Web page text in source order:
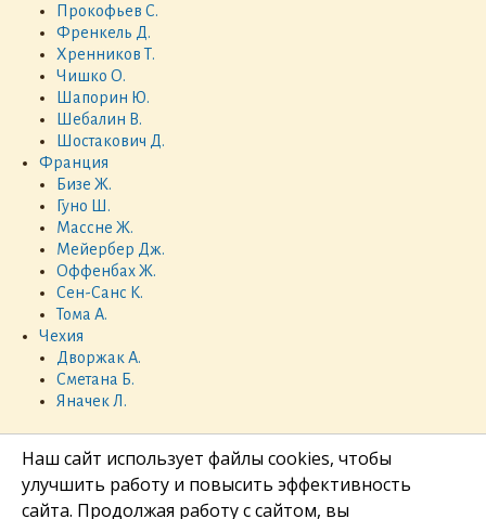
Прокофьев С.
Френкель Д.
Хренников Т.
Чишко О.
Шапорин Ю.
Шебалин В.
Шостакович Д.
Франция
Бизе Ж.
Гуно Ш.
Массне Ж.
Мейербер Дж.
Оффенбах Ж.
Сен-Санс К.
Тома А.
Чехия
Дворжак А.
Сметана Б.
Яначек Л.
Наш сайт использует файлы cookies, чтобы
улучшить работу и повысить эффективность
сайта. Продолжая работу с сайтом, вы